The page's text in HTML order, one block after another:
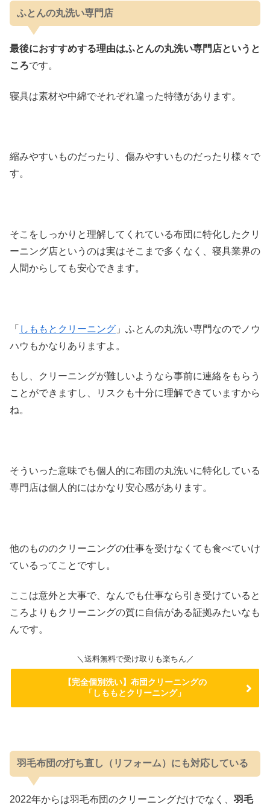
ふとんの丸洗い専門店
最後におすすめする理由はふとんの丸洗い専門店というと
ころです。
寝具は素材や中綿でそれぞれ違った特徴があります。
縮みやすいものだったり、傷みやすいものだったり様々で
す。
そこをしっかりと理解してくれている布団に特化したクリ
ーニング店というのは実はそこまで多くなく、寝具業界の
人間からしても安心できます。
「 しももとクリーニング 」ふとんの丸洗い専門なのでノウ
ハウもかなりありますよ。
もし、クリーニングが難しいようなら事前に連絡をもらう
ことができますし、リスクも十分に理解できていますから
ね。
そういった意味でも個人的に布団の丸洗いに特化している
専門店は個人的にはかなり安心感があります。
他のもののクリーニングの仕事を受けなくても食べていけ
ているってことですし。
ここは意外と大事で、なんでも仕事なら引き受けていると
ころよりもクリーニングの質に自信がある証拠みたいなも
んです。
＼送料無料で受け取りも楽ちん／
【完全個別洗い】布団クリーニングの
「しももとクリーニング」
羽毛布団の打ち直し（リフォーム）にも対応している
2022年からは羽毛布団のクリーニングだけでなく、 羽毛